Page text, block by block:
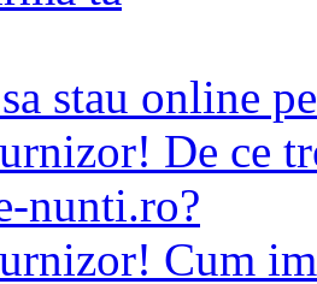
stau online
De ce
nunti.ro?
Cum